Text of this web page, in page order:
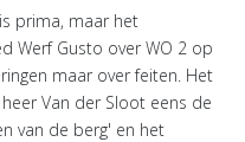
prima, maar het
Werf Gusto over WO 2 op
maar over feiten. Het
Van der Sloot eens de
van de berg' en het